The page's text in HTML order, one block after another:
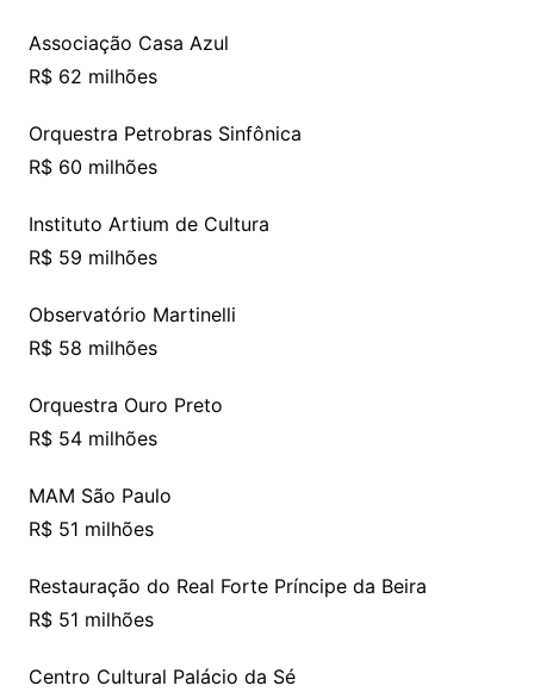
Associação Casa Azul
R$ 62 milhões
Orquestra Petrobras Sinfônica
R$ 60 milhões
Instituto Artium de Cultura
R$ 59 milhões
Observatório Martinelli
R$ 58 milhões
Orquestra Ouro Preto
R$ 54 milhões
MAM São Paulo
R$ 51 milhões
Restauração do Real Forte Príncipe da Beira
R$ 51 milhões
Centro Cultural Palácio da Sé